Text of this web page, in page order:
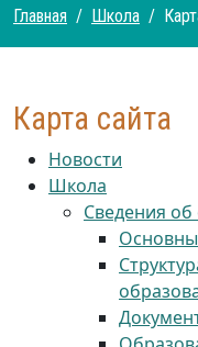
Главная Школа
Карта сайта
Новости
Школа
Сведения